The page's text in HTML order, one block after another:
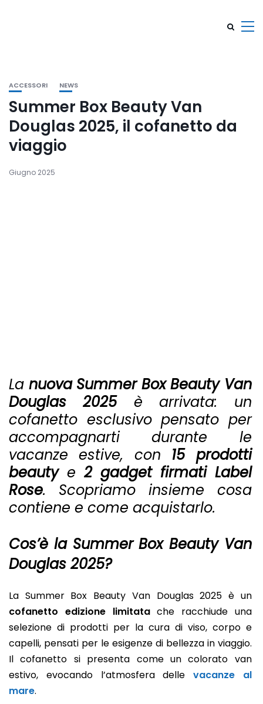
ACCESSORI NEWS
Summer Box Beauty Van
Douglas 2025, il cofanetto da
viaggio
Giugno 2025
La nuova Summer Box Beauty Van
Douglas 2025è arrivata: un
cofanetto esclusivo pensato per
accompagnarti durante le
vacanze estive, con 15 prodotti
beautye 2 gadget firmati Label
Rose. Scopriamo insieme cosa
contiene e come acquistarlo.
Cos’è la Summer Box Beauty Van
Douglas 2025?
La Summer Box Beauty Van Douglas 2025 è un
cofanetto edizione limitatache racchiude una
selezione di prodotti per la cura di viso, corpo e
capelli, pensati per le esigenze di bellezza in viaggio.
Il cofanetto si presenta come un colorato van
estivo, evocando l’atmosfera dellevacanze al
mare.